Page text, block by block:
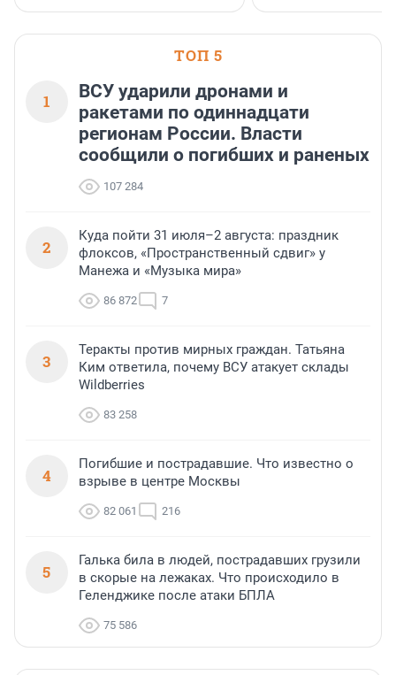
застройщик
области».
ТОП 5
1
ВСУ ударили дронами и
ракетами по одиннадцати
регионам России. Власти
сообщили о погибших и раненых
107 284
2
Куда пойти 31 июля–2 августа: праздник
флоксов, «Пространственный сдвиг» у
Манежа и «Музыка мира»
86 872 7
3
Теракты против мирных граждан. Татьяна
Ким ответила, почему ВСУ атакует склады
Wildberries
83 258
4
Погибшие и пострадавшие. Что известно о
взрыве в центре Москвы
82 061 216
5
Галька била в людей, пострадавших грузили
в скорые на лежаках. Что происходило в
Геленджике после атаки БПЛА
75 586